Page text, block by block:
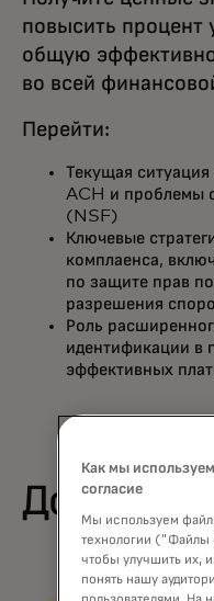
повысить процент
общую
во всей
Перейти:
Текущая
ACH и проблемы
(NSF)
Ключевые
комплаенса,
по защите прав
разрешения
Роль
идентификации в
эффективных
Как мы
согласие
Мы используем
технологии
чтобы улучшить их,
понять нашу